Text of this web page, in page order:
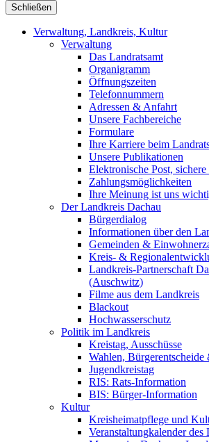
Schließen
Verwaltung, Landkreis, Kultur
Verwaltung
Das Landratsamt
Organigramm
Öffnungszeiten
Telefonnummern
Adressen & Anfahrt
Unsere Fachbereiche
Formulare
Ihre Karriere beim
Unsere Publikationen
Elektronische Post,
Zahlungsmöglichkeiten
Ihre Meinung ist uns
Der Landkreis Dachau
Bürgerdialog
Informationen über den
Gemeinden &
Kreis- &
Landkreis-Partnerschaft
(Auschwitz)
Filme aus dem Landkreis
Blackout
Hochwasserschutz
Politik im Landkreis
Kreistag, Ausschüsse
Wahlen,
Jugendkreistag
RIS: Rats-Information
BIS: Bürger-Information
Kultur
Kreisheimatpflege und
Veranstaltungkalender des